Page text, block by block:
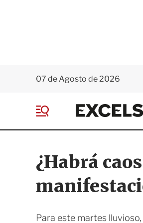
07 de Agosto de 2026
e
¿Habrá
Para este martes